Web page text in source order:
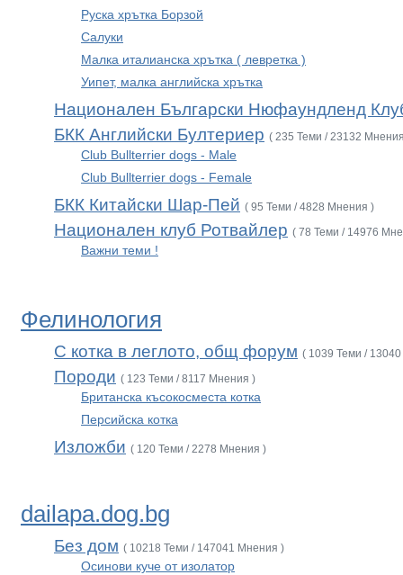
Руска хрътка Борзой
Салуки
Малка италианска хрътка ( левретка )
Уипет, малка английска хрътка
Национален Български Нюфаундленд
БКК Английски Бултериер ( 235 Теми / 23132
Club Bullterrier dogs - Male
Club Bullterrier dogs - Female
БКК Китайски Шар-Пей ( 95 Теми / 4828 Мнения )
Национален клуб Ротвайлер ( 78 Теми / 14976
Важни теми !
Фелинология
С котка в леглото, общ форум ( 1039 Теми /
Породи ( 123 Теми / 8117 Мнения )
Британска късокосместа котка
Персийска котка
Изложби ( 120 Теми / 2278 Мнения )
dailapa.dog.bg
Без дом ( 10218 Теми / 147041 Мнения )
Осинови куче от изолатор